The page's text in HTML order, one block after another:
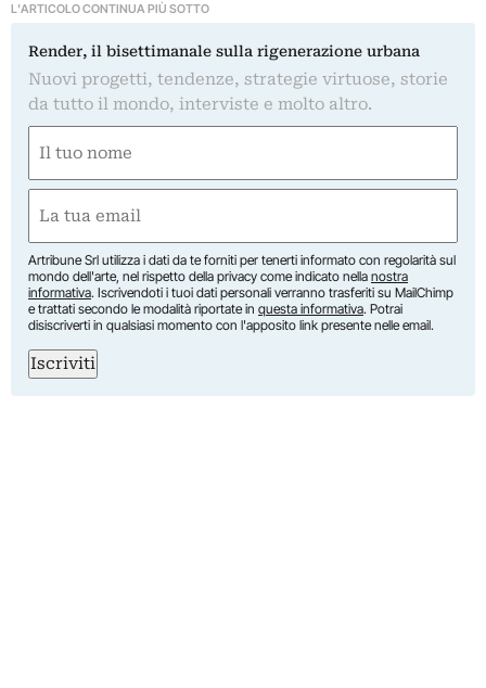
L'ARTICOLO CONTINUA PIÙ SOTTO
Render, il bisettimanale sulla rigenerazione urbana
Nuovi progetti, tendenze, strategie virtuose, storie
da tutto il mondo, interviste e molto altro.
(Required)
First
(Required)
Artribune Srl utilizza i dati da te forniti per tenerti informato con regolarità sul
mondo dell'arte, nel rispetto della privacy come indicato nella nostra
informativa. Iscrivendoti i tuoi dati personali verranno trasferiti su MailChimp
e trattati secondo le modalità riportate in questa informativa. Potrai
disiscriverti in qualsiasi momento con l'apposito link presente nelle email.
Iscriviti